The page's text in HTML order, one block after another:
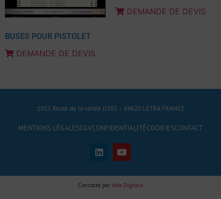
BUSES POUR PISTOLET
DEMANDE DE DEVIS
DEMANDE DE DEVIS
1923 Route de la vallée D385 – 69620 LETRA FRANCE
MENTIONS LÉGALESCGVCONFIDENTIALITÉCOOKIESCONTACT
Concocté par Idée Digitale